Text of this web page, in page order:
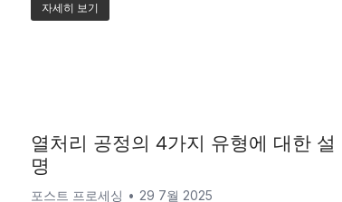
자세히 보기
열처리 공정의 4가지 유형에 대한 설
명
포스트 프로세싱 29 7월 2025